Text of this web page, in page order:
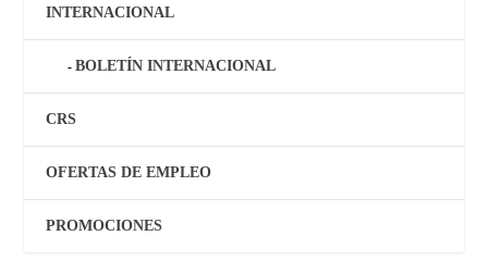
INTERNACIONAL
BOLETÍN INTERNACIONAL
CRS
OFERTAS DE EMPLEO
PROMOCIONES